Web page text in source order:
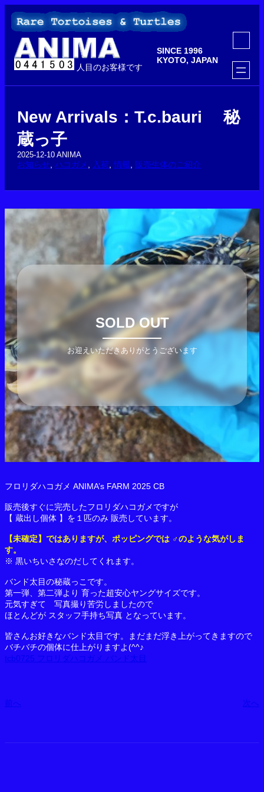
を
人目のお客様です
SINCE 1996
KYOTO, JAPAN
ア
コ
ン
リ
ン
ク
New Arrivals：T.c.bauri 秘
蔵っ子
2025-12-10 ANIMA
お知らせ , ハコガメ 入荷 , 情報 販売生体のご紹介
SOLD OUT
お迎えいただきありがとうございます
フロリダハコガメ ANIMA’s FARM 2025 CB
販売後すぐに完売したフロリダハコガメですが
【 蔵出し個体 】を１匹のみ 販売しています。
【未確定】ではありますが、ポッピングでは ♂のような気がしま
す。
※ 黒いちいさなのだしてくれます。
バンド太目の秘蔵っこです。
第一弾、第二弾より 育った超安心ヤングサイズです。
元気すぎて 写真撮り苦労しましたので
ほとんどが スタッフ手持ち写真 となっています。
皆さんお好きなバンド太目です。まだまだ浮き上がってきますので
バチバチの個体に仕上がりますよ(^^♪
tcb0725 フロリダハコガメ バンド太目
前へ 次へ